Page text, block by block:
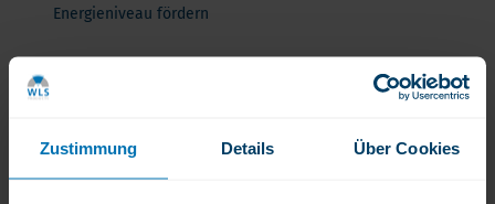
Zustimmung Details Über Cookies
Energieniveau fördern
Kunden